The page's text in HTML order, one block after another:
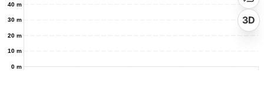
0 m
10 m
20 m
30 m
40 m
3D